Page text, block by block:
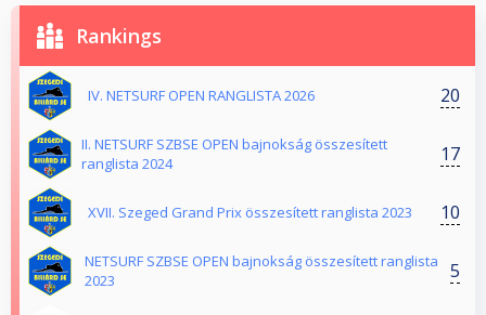
Rankings
IV. NETSURF OPEN RANGLISTA 2026 20
II. NETSURF SZBSE OPEN bajnokság összesített
ranglista 2024
17
XVII. Szeged Grand Prix összesített ranglista 2023 10
NETSURF SZBSE OPEN bajnokság összesített ranglista
2023
5